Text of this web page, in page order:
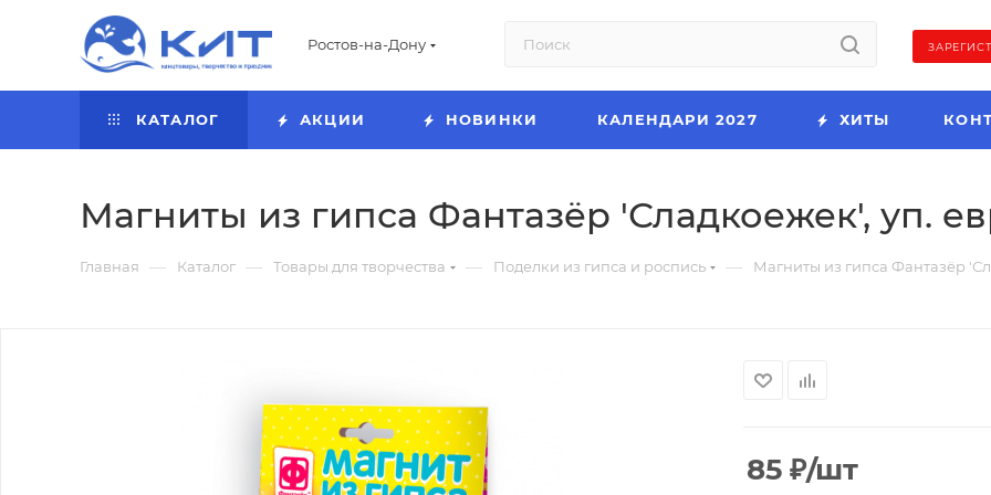
Ростов-на-Дону
КАТАЛОГ АКЦИИ НОВИНКИ КАЛЕНДАРИ 2027 ХИТЫ
Магниты из гипса Фантазёр 'Сладкоежек', уп.
Главная — Каталог — Товары для творчества — Поделки из гипса и роспись — Магниты из гипса Фантазёр
85 ₽/шт